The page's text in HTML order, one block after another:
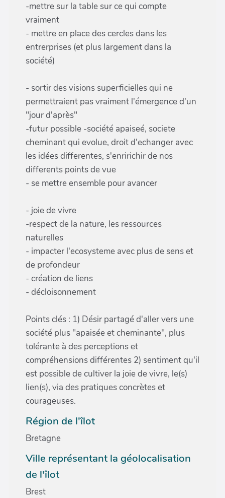
-mettre sur la table sur ce qui compte
vraiment
- mettre en place des cercles dans les
entrerprises (et plus largement dans la
société)
- sortir des visions superficielles qui ne
permettraient pas vraiment l'émergence d'un
"jour d'après"
-futur possible -société apaiseé, societe
cheminant qui evolue, droit d'echanger avec
les idées differentes, s'enririchir de nos
differents points de vue
- se mettre ensemble pour avancer
- joie de vivre
-respect de la nature, les ressources
naturelles
- impacter l'ecosysteme avec plus de sens et
de profondeur
- création de liens
- décloisonnement
Points clés : 1) Désir partagé d'aller vers une
société plus "apaisée et cheminante", plus
tolérante à des perceptions et
compréhensions différentes 2) sentiment qu'il
est possible de cultiver la joie de vivre, le(s)
lien(s), via des pratiques concrètes et
courageuses.
Région de l'îlot
Bretagne
Ville représentant la géolocalisation
de l'îlot
Brest